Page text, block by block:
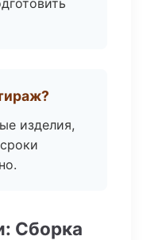
изделия,
Сборка